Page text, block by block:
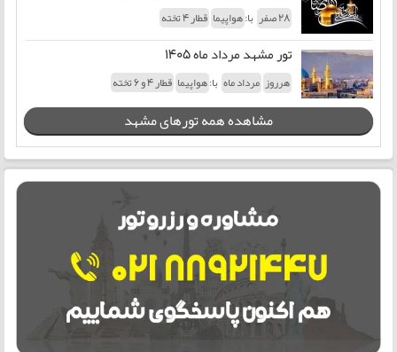
28 صفر با:هواپیما قطار 4 تخته
تور مشهد مرداد ماه 1405
هرروز مرداد ماه با:هواپیما قطار 4 و 6 تخته
مشاهده همه تورهای مشهد